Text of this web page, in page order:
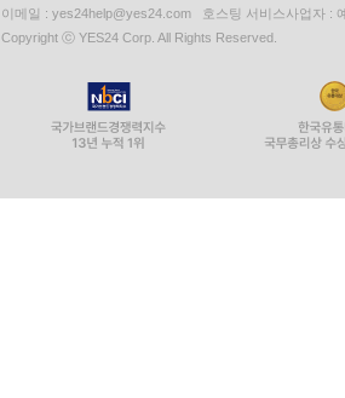
이메일 : yes24help@yes24.com 호스팅 서비스사업자 :
Copyright ⓒ YES24 Corp. All Rights Reserved.